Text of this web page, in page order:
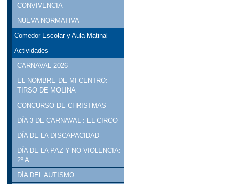
CONVIVENCIA
NUEVA NORMATIVA
Comedor Escolar y Aula Matinal
Actividades
CARNAVAL 2026
EL NOMBRE DE MI CENTRO:
TIRSO DE MOLINA
CONCURSO DE CHRISTMAS
DÍA 3 DE CARNAVAL : EL CIRCO
DÍA DE LA DISCAPACIDAD
DÍA DE LA PAZ Y NO VIOLENCIA:
2º A
DÍA DEL AUTISMO